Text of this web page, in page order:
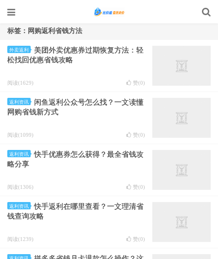
标签：网购返利省钱方法
外卖返利
美团外卖优惠券过期恢复方法：轻
松找回优惠省钱攻略
阅读(1629) 赞(0)
返利资讯
闲鱼返利公众号怎么找？一文读懂
网购省钱新方式
阅读(1099) 赞(0)
返利资讯
快手优惠券怎么获得？最全省钱攻
略分享
阅读(1306) 赞(0)
返利资讯
快手返利在哪里查看？一文理清省
钱查询攻略
阅读(1239) 赞(0)